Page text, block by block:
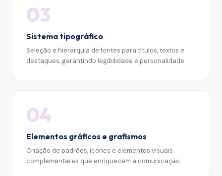
03
Sistema tipográfico
Seleção e hierarquia de fontes para títulos, textos e
destaques, garantindo legibilidade e personalidade.
04
Elementos gráficos e grafismos
Criação de padrões, ícones e elementos visuais
complementares que enriquecem a comunicação.